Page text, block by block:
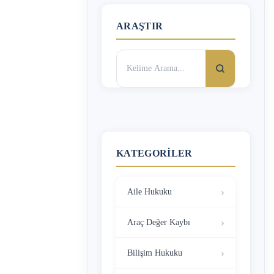
ARAŞTIR
Arama:
KATEGORILER
Aile Hukuku
Araç Değer Kaybı
Bilişim Hukuku